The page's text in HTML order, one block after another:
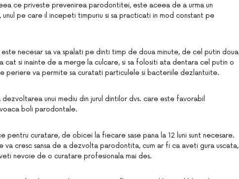
ce priveste prevenirea parodontitei, este aceea de a urma un
pe care il incepeti timpuriu si sa practicati in mod constant pe
este necesar sa va spalati pe dinti timp de doua minute, de cel putin doua
cat si inainte de a merge la culcare, si sa folositi ata dentara cel putin o
periere va permite sa curatati particulele si bacteriile dezlantuite.
unui mediu din jurul dintilor dvs. care este favorabil
boli parodontale.
curatare, de obicei la fiecare sase pana la 12 luni sunt necesare.
cresc sansa de a dezvolta parodontita, cum ar fi ca aveti gura uscata,
nevoie de o curatare profesionala mai des.